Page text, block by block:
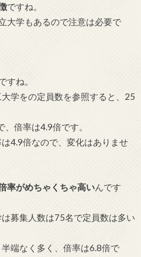
ですね。
大学もあるので注意は必要で
すね。
学をの定員数を参照すると、25
倍率は4.9倍です。
4.9倍なので、変化はありませ
率がめちゃくちゃ高いんです
募集人数は75名で定員数は多い
端なく多く、倍率は6.8倍で